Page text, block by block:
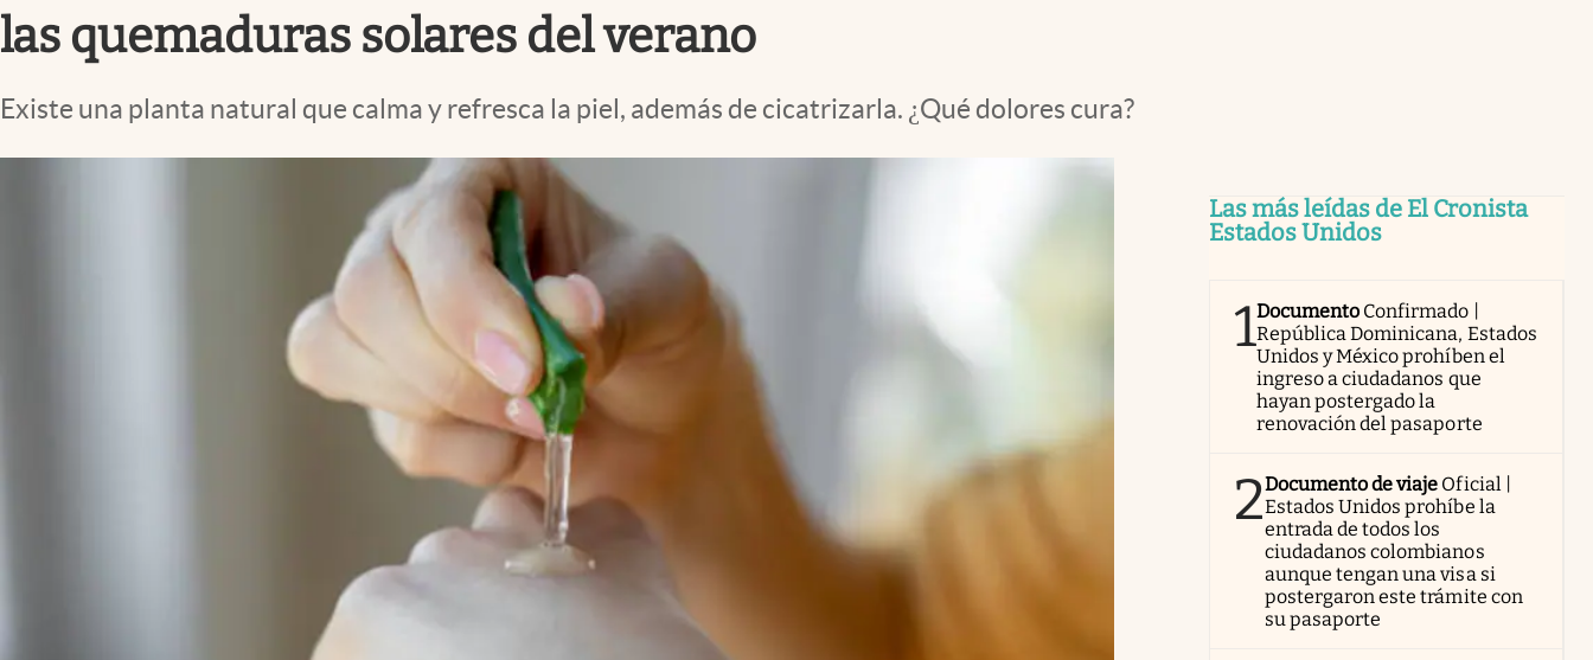
PC y mobile
las quemaduras solares del verano
Existe una planta natural que calma y refresca la piel, además de cicatrizarla. ¿Qué dolores cura?
Las más leídas de El Cronista
Estados Unidos
1Documento Confirmado |
República Dominicana, Estados
Unidos y México prohíben el
ingreso a ciudadanos que
hayan postergado la
renovación del pasaporte
2Documento de viaje Oficial |
Estados Unidos prohíbe la
entrada de todos los
ciudadanos colombianos
aunque tengan una visa si
postergaron este trámite con
su pasaporte